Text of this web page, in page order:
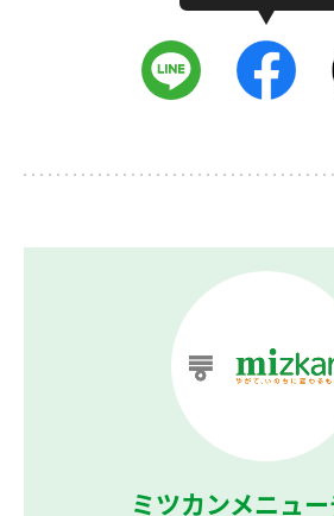
ミツカンメニュ